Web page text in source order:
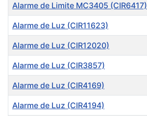
Alarme de Limite MC3405 (CIR6417)
Alarme de Luz (CIR11623)
Alarme de Luz (CIR12020)
Alarme de Luz (CIR3857)
Alarme de Luz (CIR4169)
Alarme de Luz (CIR4194)